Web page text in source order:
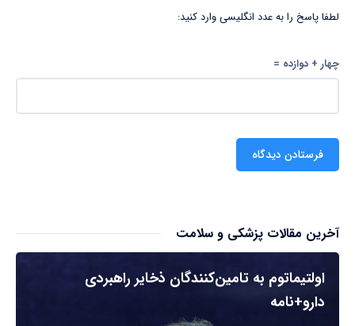
لطفا پاسخ را به عدد انگلیسی وارد کنید:
چهار + دوازده =
آخرین مقالات پزشکی و سلامت
اولتیماتوم به تامین‌کنندگان ذخایر راهبردی
دارو+نامه